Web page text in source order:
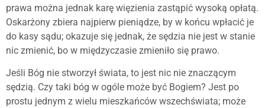
prawa można jednak karę więzienia zastąpić wysoką opłatą.
Oskarżony zbiera najpierw pieniądze, by w końcu wpłacić je
do kasy sądu; okazuje się jednak, że sędzia nie jest w stanie
nic zmienić, bo w międzyczasie zmieniło się prawo.
Jeśli Bóg nie stworzył świata, to jest nic nie znaczącym
sędzią. Czy taki bóg w ogóle może być Bogiem? Jest po
prostu jednym z wielu mieszkańców wszechświata; może